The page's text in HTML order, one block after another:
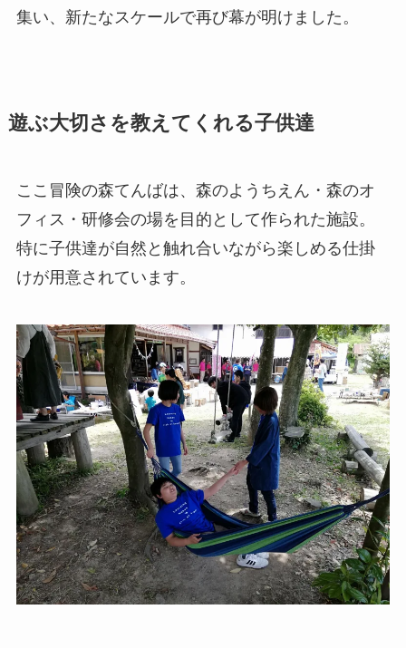
集い、新たなスケールで再び幕が明けました。
遊ぶ大切さを教えてくれる子供達
ここ冒険の森てんばは、森のようちえん・森のオ
フィス・研修会の場を目的として作られた施設。
特に子供達が自然と触れ合いながら楽しめる仕掛
けが用意されています。